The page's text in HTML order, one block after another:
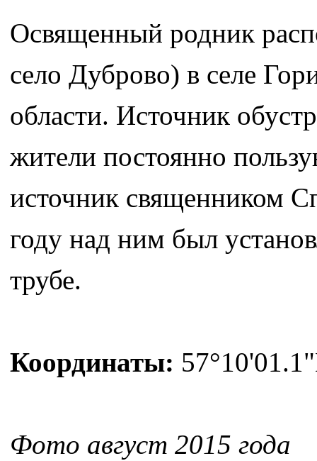
Освященный родник
село Дуброво) в селе
области. Источник
жители постоянно
источник священником
году над ним был
трубе.
Координаты:
Фото август 2015 года